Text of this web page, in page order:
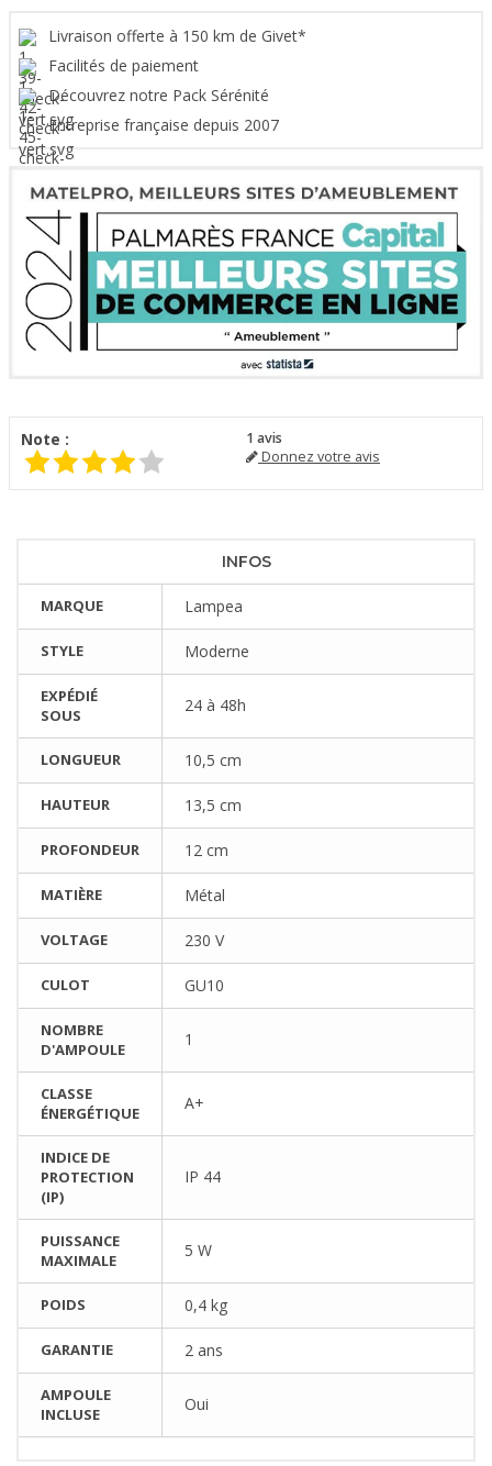
Livraison offerte à 150 km de Givet*
Facilités de paiement
Découvrez notre Pack Sérénité
Entreprise française depuis 2007
Note : 1 avis
Donnez votre avis
INFOS
MARQUE Lampea
STYLE Moderne
EXPÉDIÉ
SOUS
24 à 48h
LONGUEUR 10,5 cm
HAUTEUR 13,5 cm
PROFONDEUR 12 cm
MATIÈRE Métal
VOLTAGE 230 V
CULOT GU10
NOMBRE
D'AMPOULE
1
CLASSE
ÉNERGÉTIQUE
A+
INDICE DE
PROTECTION
(IP)
IP 44
PUISSANCE
MAXIMALE
5 W
POIDS 0,4 kg
GARANTIE 2 ans
AMPOULE
INCLUSE
Oui